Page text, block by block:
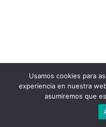
Usamos cookies para
experiencia en nuestra
asumiremos que